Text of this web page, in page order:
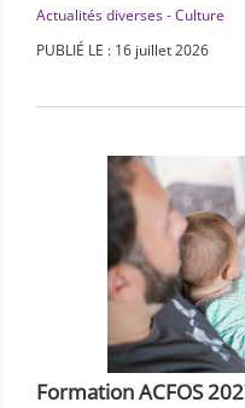
Actualités diverses - Culture
PUBLIÉ LE : 16 juillet 2026
Formation ACFOS